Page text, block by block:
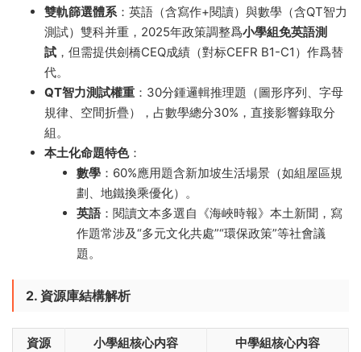
雙軌篩選體系​：英語（含寫作+閱讀）與數學（含QT智力
測試）雙科并重，2025年政策調整爲小學組免英語測
試 ，但需提供劍橋CEQ成績（對标CEFR B1-C1）作爲替
代。
QT智力測試權重 ​：30分鍾邏輯推理題（圖形序列、字母
規律、空間折疊），占數學總分30%，直接影響錄取分
組。
本土化命題特色​：
數學 ​：60%應用題含新加坡生活場景（如組屋區規
劃、地鐵換乘優化）。
英語​：閱讀文本多選自《海峽時報》本土新聞，寫
作題常涉及“多元文化共處”“環保政策”等社會議
題。
2. 資源庫結構解析
資源
小學組核心内容 中學組核心内容